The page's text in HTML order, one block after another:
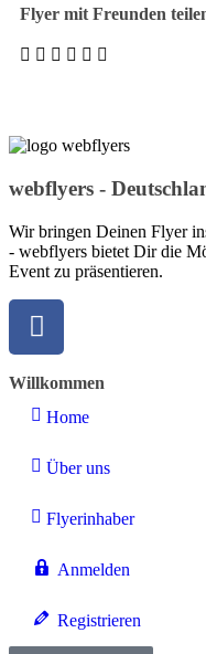
Flyer mit Freunden
webflyers -
Wir bringen Deinen Flyer
- webflyers bietet Dir die
Event zu präsentieren.
Willkommen
Home
Über uns
Flyerinhaber
Anmelden
Registrieren